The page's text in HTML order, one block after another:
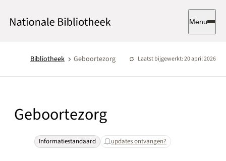
Menu
Bibliotheek Geboortezorg Laatst bijgewerkt: 20 april 2026
Geboortezorg
Informatiestandaard updates ontvangen?